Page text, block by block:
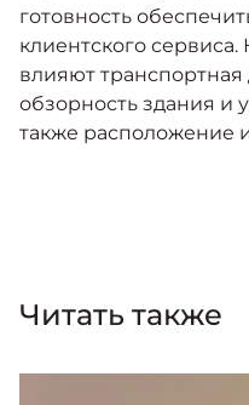
готовность
клиентского
влияют транспортная
обзорность здания и
также расположение
Читать также